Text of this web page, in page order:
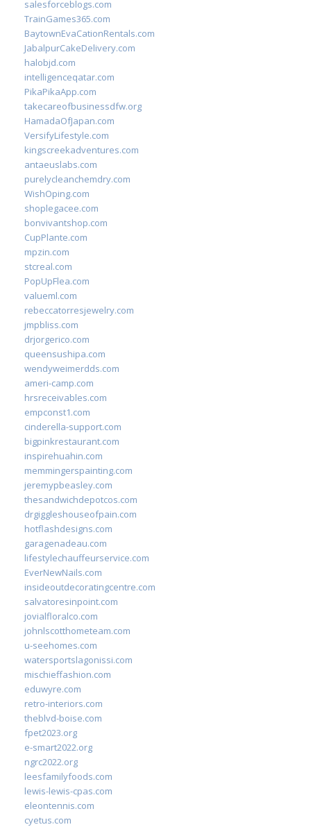
salesforceblogs.com
TrainGames365.com
BaytownEvaCationRentals.com
JabalpurCakeDelivery.com
halobjd.com
intelligenceqatar.com
PikaPikaApp.com
takecareofbusinessdfw.org
HamadaOfJapan.com
VersifyLifestyle.com
kingscreekadventures.com
antaeuslabs.com
purelycleanchemdry.com
WishOping.com
shoplegacee.com
bonvivantshop.com
CupPlante.com
mpzin.com
stcreal.com
PopUpFlea.com
valueml.com
rebeccatorresjewelry.com
jmpbliss.com
drjorgerico.com
queensushipa.com
wendyweimerdds.com
ameri-camp.com
hrsreceivables.com
empconst1.com
cinderella-support.com
bigpinkrestaurant.com
inspirehuahin.com
memmingerspainting.com
jeremypbeasley.com
thesandwichdepotcos.com
drgiggleshouseofpain.com
hotflashdesigns.com
garagenadeau.com
lifestylechauffeurservice.com
EverNewNails.com
insideoutdecoratingcentre.com
salvatoresinpoint.com
jovialfloralco.com
johnlscotthometeam.com
u-seehomes.com
watersportslagonissi.com
mischieffashion.com
eduwyre.com
retro-interiors.com
theblvd-boise.com
fpet2023.org
e-smart2022.org
ngrc2022.org
leesfamilyfoods.com
lewis-lewis-cpas.com
eleontennis.com
cyetus.com